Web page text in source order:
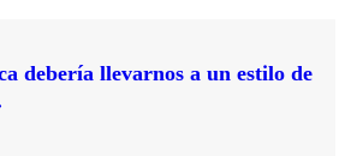
debería llevarnos a un estilo de